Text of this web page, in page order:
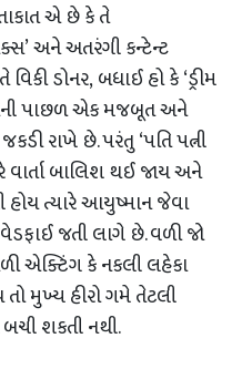
એ છે કે તે
અને અતરંગી કન્ટેન્ટ
ડોનર, બધાઈ હો કે ‘ડ્રીમ
તેની પાછળ એક મજબૂત અને
રાખે છે. પરંતુ ‘પતિ પત્ની
વાર્તા બાલિશ થઈ જાય અને
હોય ત્યારે આયુષ્માન જેવા
વેડફાઈ જતી લાગે છે. વળી જો
એક્ટિંગ કે નકલી લહેકા
તો મુખ્ય હીરો ગમે તેટલી
શકતી નથી.